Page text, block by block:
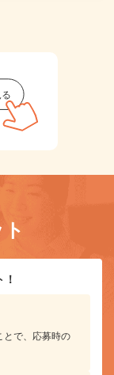
とで、応募時の